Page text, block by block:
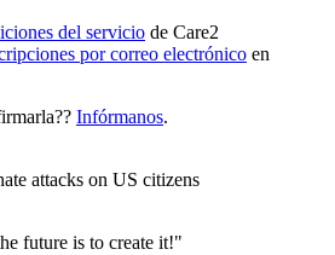
del servicio de Care2
por correo electrónico en
Infórmanos.
attacks on US citizens
future is to create it!"